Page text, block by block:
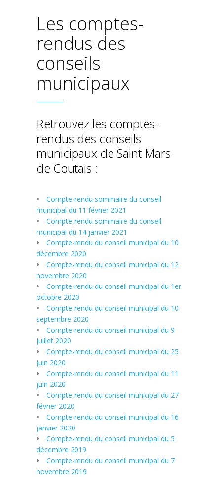
Les comptes-
rendus des
conseils
municipaux
Retrouvez les comptes-
rendus des conseils
municipaux de Saint Mars
de Coutais :
Compte-rendu sommaire du conseil
municipal du 11 février 2021
Compte-rendu sommaire du conseil
municipal du 14 janvier 2021
Compte-rendu du conseil municipal du 10
décembre 2020
Compte-rendu du conseil municipal du 12
novembre 2020
Compte-rendu du conseil municipal du 1er
octobre 2020
Compte-rendu du conseil municipal du 10
septembre 2020
Compte-rendu du conseil municipal du 9
juillet 2020
Compte-rendu du conseil municipal du 25
juin 2020
Compte-rendu du conseil municipal du 11
juin 2020
Compte-rendu du conseil municipal du 27
février 2020
Compte-rendu du conseil municipal du 16
janvier 2020
Compte-rendu du conseil municipal du 5
décembre 2019
Compte-rendu du conseil municipal du 7
novembre 2019